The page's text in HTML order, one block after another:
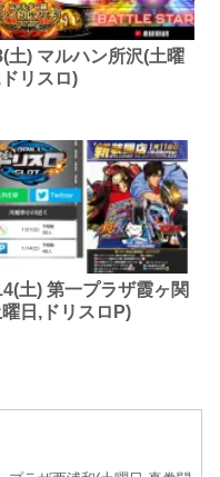
土) マルハン所沢(土曜
ドリスロ)
土) 第一プラザ霞ヶ関
日,ドリスロP)